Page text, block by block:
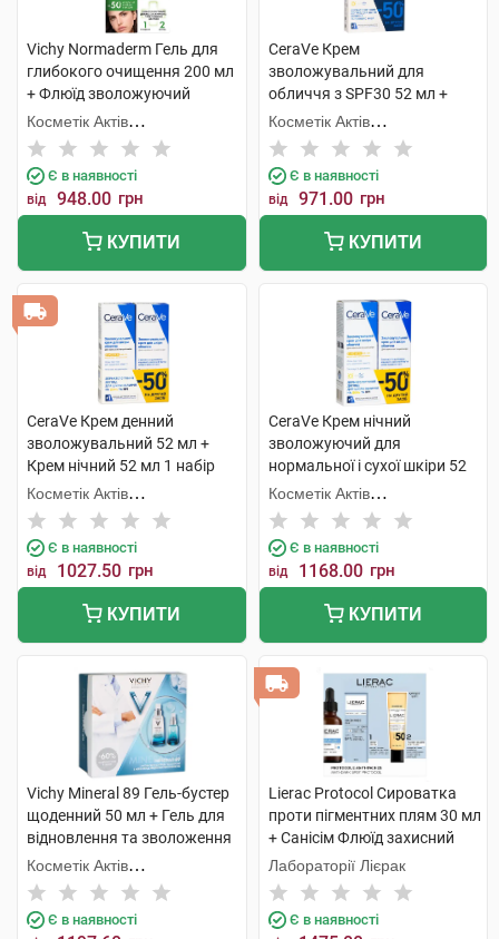
Vichy Normaderm Гель для
глибокого очищення 200 мл
+ Флюїд зволожуючий
подвійної дії 1 набір
Косметік Актів
Інтернаціональ
Є в наявності
від 948.00 грн
КУПИТИ
CeraVe Крем
зволожувальний для
обличчя з SPF30 52 мл +
Крем для шкіри навколо
очей 14 мл 1 набір
Косметік Актів
Інтернаціональ
Є в наявності
від 971.00 грн
КУПИТИ
CeraVe Крем денний
зволожувальний 52 мл +
Крем нічний 52 мл 1 набір
Косметік Актів
Інтернаціональ
Є в наявності
від 1027.50 грн
КУПИТИ
CeraVe Крем нічний
зволожуючий для
нормальної і сухої шкіри 52
мл + Крем денний SPF50 52
мл 1 набір
Косметік Актів
Інтернаціональ
Є в наявності
від 1168.00 грн
КУПИТИ
Vichy Mineral 89 Гель-бустер
щоденний 50 мл + Гель для
відновлення та зволоження
шкіри навколо очей 15 мл 1
набір
Косметік Актів
Інтернаціональ
Є в наявності
Lierac Protocol Сироватка
проти пігментних плям 30 мл
+ Санісім Флюїд захисний
SPF 50+ 25мл 1 набір
Лабораторії Лієрак
Є в наявності